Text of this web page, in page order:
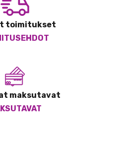
toimitukset
maksutavat